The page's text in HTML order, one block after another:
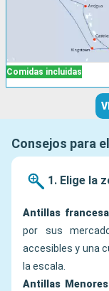
Comidas incluidas
Consejos para
1. Elige la
Antillas
por sus
accesibles y una
la escala.
Antillas Menores